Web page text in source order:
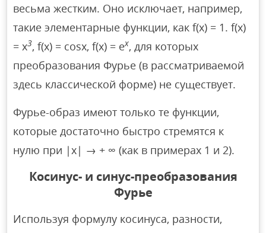
весьма жестким. Оно исключает, например,
такие элементарные функции, как f(x) = 1. f(x)
= x3, f(х) = cosx, f(х) = ех, для которых
преобразования Фурье (в рассматриваемой
здесь классической форме) не существует.
Фурье-образ имеют только те функции,
которые достаточно быстро стремятся к
нулю при |х| → + ∞ (как в примерах 1 и 2).
Косинус- и синус-преобразования
Фурье
Используя формулу косинуса, разности,